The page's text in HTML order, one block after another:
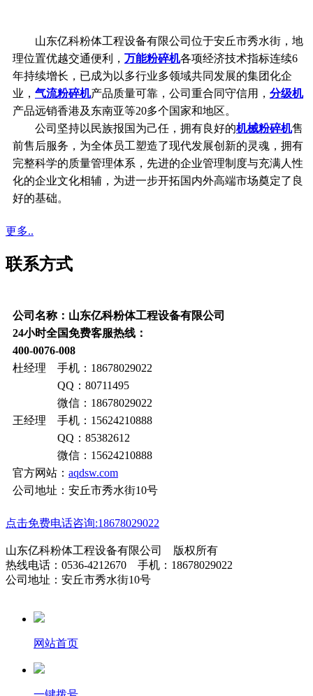
山东亿科粉体工程设备有限公司位于安丘市秀水街，地
理位置优越交通便利， 万能粉碎机各项经济技术指标连续6
年持续增长，已成为以多行业多领域共同发展的集团化企
业， 气流粉碎机产品质量可靠，公司重合同守信用， 分级机
产品远销香港及东南亚等20多个国家和地区。
公司坚持以民族报国为己任，拥有良好的机械粉碎机售
前售后服务，为全体员工塑造了现代发展创新的灵魂，拥有
完整科学的质量管理体系，先进的企业管理制度与充满人性
化的企业文化相辅，为进一步开拓国内外高端市场奠定了良
好的基础。
更多..
联系方式
公司名称：山东亿科粉体工程设备有限公司
24小时全国免费客服热线：
400-0076-008
杜经理 手机：18678029022
QQ：80711495
微信：18678029022
王经理 手机：15624210888
QQ：85382612
微信：15624210888
官方网站： aqdsw.com
公司地址：安丘市秀水街10号
点击免费电话咨询:18678029022
山东亿科粉体工程设备有限公司 版权所有
热线电话：0536-4212670 手机：18678029022
公司地址：安丘市秀水街10号
网站首页